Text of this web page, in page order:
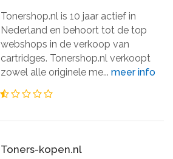
Tonershop.nl is 10 jaar actief in
Nederland en behoort tot de top
webshops in de verkoop van
cartridges. Tonershop.nl verkoopt
zowel alle originele me...meer info
Toners-kopen.nl